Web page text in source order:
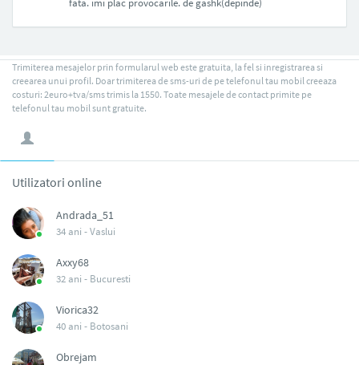
fata. imi plac provocarile. de gashk(depinde)
Trimiterea mesajelor prin formularul web este gratuita, la fel si inregistrarea si
creearea unui profil. Doar trimiterea de sms-uri de pe telefonul tau mobil creeaza
costuri: 2euro+tva/sms trimis la 1550. Toate mesajele de contact primite pe
telefonul tau mobil sunt gratuite.
Utilizatori online
Andrada_51
34 ani -Vaslui
Axxy68
32 ani - Bucuresti
Viorica32
40 ani - Botosani
Obrejam